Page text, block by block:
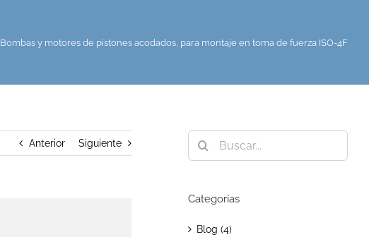
Bombas y motores de pistones acodados, para montaje en toma de fuerza ISO-4F
Anterior Siguiente Buscar:
Categorías
Blog (4)